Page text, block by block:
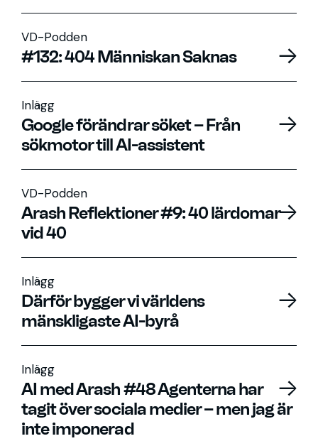
VD-Podden
#132: 404 Människan Saknas
Inlägg
Google förändrar söket – Från
sökmotor till AI-assistent
VD-Podden
Arash Reflektioner #9: 40 lärdomar
vid 40
Inlägg
Därför bygger vi världens
mänskligaste AI-byrå
Inlägg
AI med Arash #48 Agenterna har
tagit över sociala medier – men jag är
inte imponerad